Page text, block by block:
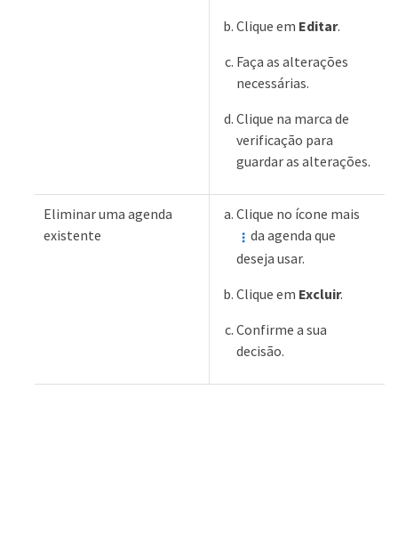
Clique em Editar.
Faça as alterações
necessárias.
Clique na marca de
verificação para
guardar as alterações.
Eliminar uma agenda
existente
Clique no ícone mais
da agenda que
deseja usar.
Clique em Excluir.
Confirme a sua
decisão.